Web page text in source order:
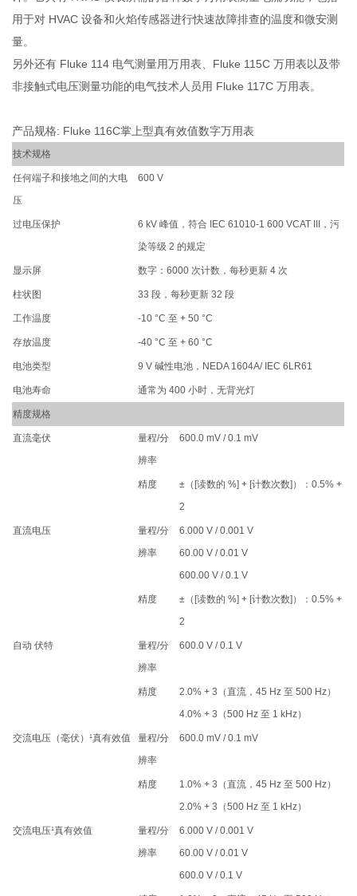
用于对 HVAC 设备和火焰传感器进行快速故障排查的温度和微安测
量。
另外还有 Fluke 114 电气测量用万用表、Fluke 115C 万用表以及带
非接触式电压测量功能的电气技术人员用 Fluke 117C 万用表。
产品规格: Fluke 116C掌上型真有效值数字万用表
技术规格
任何端子和接地之间的大电
压
600 V
过电压保护
6 kV 峰值，符合 IEC 61010-1 600 VCAT III，污
染等级 2 的规定
显示屏 数字：6000 次计数，每秒更新 4 次
柱状图 33 段，每秒更新 32 段
工作温度 -10 °C 至 + 50 °C
存放温度 -40 °C 至 + 60 °C
电池类型 9 V 碱性电池，NEDA 1604A/ IEC 6LR61
电池寿命 通常为 400 小时，无背光灯
精度规格
直流毫伏
量程/分
辨率
600.0 mV / 0.1 mV
精度
±（[读数的 %] + [计数次数]）：0.5% +
2
直流电压
量程/分
辨率
6.000 V / 0.001 V
60.00 V / 0.01 V
600.00 V / 0.1 V
精度
±（[读数的 %] + [计数次数]）：0.5% +
2
自动 伏特
量程/分
辨率
600.0 V / 0.1 V
精度
2.0% + 3（直流，45 Hz 至 500 Hz）
4.0% + 3（500 Hz 至 1 kHz）
交流电压（毫伏）¹真有效值
量程/分
辨率
600.0 mV / 0.1 mV
精度
1.0% + 3（直流，45 Hz 至 500 Hz）
2.0% + 3（500 Hz 至 1 kHz）
交流电压¹真有效值
量程/分
辨率
6.000 V / 0.001 V
60.00 V / 0.01 V
600.0 V / 0.1 V